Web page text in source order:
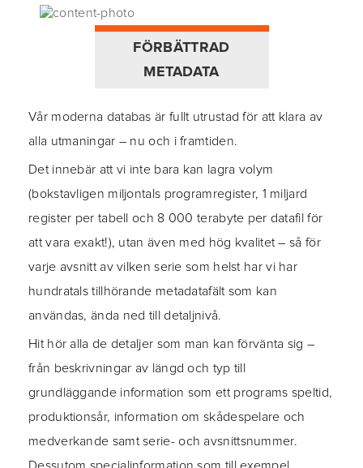
FÖRBÄTTRAD
METADATA
Vår moderna databas är fullt utrustad för att klara av
alla utmaningar – nu och i framtiden.
Det innebär att vi inte bara kan lagra volym
(bokstavligen miljontals programregister, 1 miljard
register per tabell och 8 000 terabyte per datafil för
att vara exakt!), utan även med hög kvalitet – så för
varje avsnitt av vilken serie som helst har vi har
hundratals tillhörande metadatafält som kan
användas, ända ned till detaljnivå.
Hit hör alla de detaljer som man kan förvänta sig –
från beskrivningar av längd och typ till
grundläggande information som ett programs speltid,
produktionsår, information om skådespelare och
medverkande samt serie- och avsnittsnummer.